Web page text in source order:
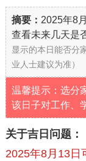
摘要： 2025年8
查看未来几天是
显示的本日能否分
业人士建议为准）
温馨提示：选分
该日子对工作、
关于吉日问题：
2025年8月13日